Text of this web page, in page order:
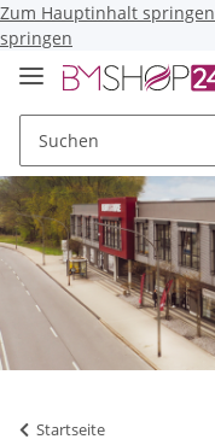
Zum Hauptinhalt springen
springen
Startseite